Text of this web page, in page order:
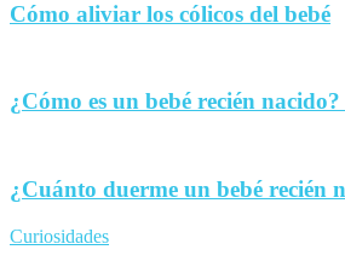
Cómo aliviar los cólicos del bebé
¿Cómo es un bebé recién
¿Cuánto duerme un bebé recién
Curiosidades